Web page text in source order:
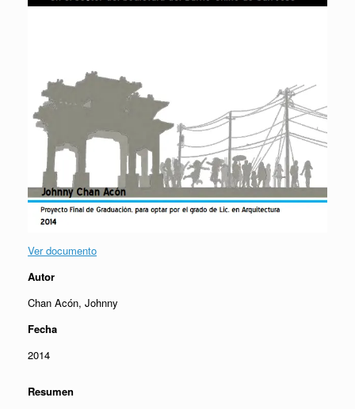
Ver documento
Autor
Chan Acón, Johnny
Fecha
2014
Resumen